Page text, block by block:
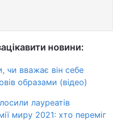
новини:
чи вважає він себе
образами (відео)
лауреатів
миру 2021: хто переміг